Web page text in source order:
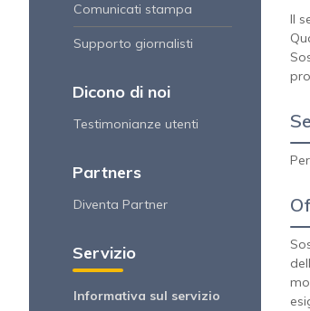
Comunicati stampa
Supporto giornalisti
Dicono di noi
Testimonianze utenti
Partners
Diventa Partner
Servizio
Informativa sul servizio
Il